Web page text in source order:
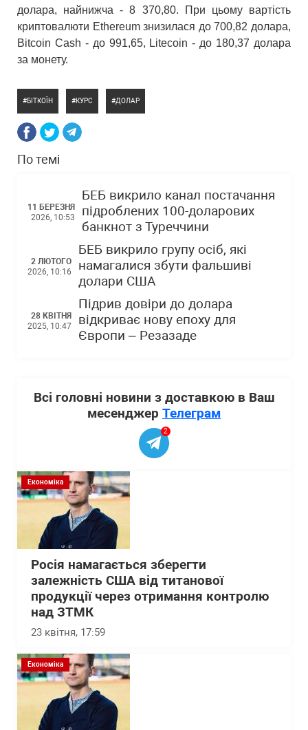
долара, найнижча - 8 370,80. При цьому вартість
криптовалюти Ethereum знизилася до 700,82 долара,
Bitcoin Cash - до 991,65, Litecoin - до 180,37 долара
за монету.
БІТКОЇН КУРС ДОЛАР
По темі
11 БЕРЕЗНЯ
2026, 10:53
БЕБ викрило канал постачання
підроблених 100-доларових
банкнот з Туреччини
2 ЛЮТОГО
2026, 10:16
БЕБ викрило групу осіб, які
намагалися збути фальшиві
долари США
28 КВІТНЯ
2025, 10:47
Підрив довіри до долара
відкриває нову епоху для
Європи – Резазаде
Всі головні новини з доставкою в Ваш
месенджер Телеграм
2
Економіка
Росія намагається зберегти
залежність США від титанової
продукції через отримання контролю
над ЗТМК
23 квітня, 17:59
Економіка